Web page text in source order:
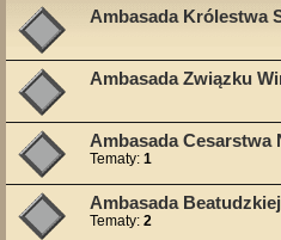
Ambasada Królestwa
Ambasada Związku
Ambasada Cesarstwa
Tematy: 1
Ambasada
Tematy: 2